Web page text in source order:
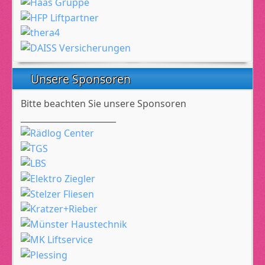
Unsere Sponsoren
Bitte beachten Sie unsere Sponsoren